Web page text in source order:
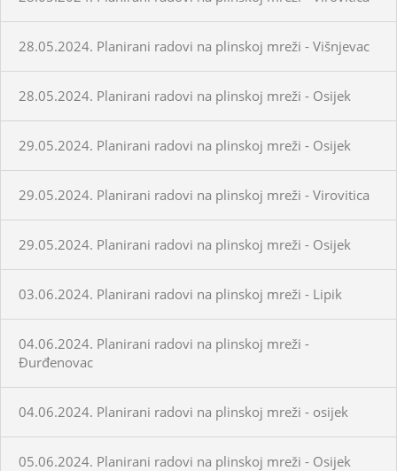
28.05.2024. Planirani radovi na plinskoj mreži - Višnjevac
28.05.2024. Planirani radovi na plinskoj mreži - Osijek
29.05.2024. Planirani radovi na plinskoj mreži - Osijek
29.05.2024. Planirani radovi na plinskoj mreži - Virovitica
29.05.2024. Planirani radovi na plinskoj mreži - Osijek
03.06.2024. Planirani radovi na plinskoj mreži - Lipik
04.06.2024. Planirani radovi na plinskoj mreži -
Đurđenovac
04.06.2024. Planirani radovi na plinskoj mreži - osijek
05.06.2024. Planirani radovi na plinskoj mreži - Osijek